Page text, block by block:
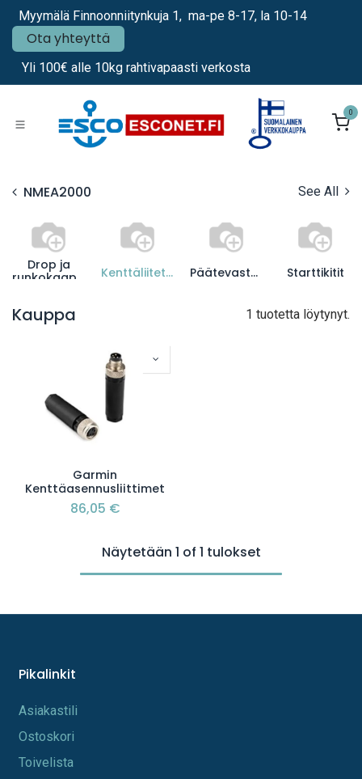
Siirry sisältöön
Myymälä Finnoonniitynkuja 1, ma-pe 8-17, la 10-14
Ota yhteyttä
Yli 100€ alle 10kg rahtivapaasti verkosta
0
NMEA2000 See All
Drop ja
Kenttäliitettävät Päätevastukset Starttikitit
Kauppa 1 tuotetta löytynyt.
Garmin
Kenttäasennusliittimet
86,05 €
Näytetään 1 of 1 tulokset
Pikalinkit
A​s​iakastili
Os​toskori
Toi​velista